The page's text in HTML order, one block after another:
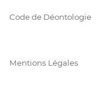
Code de Déontologie
Mentions Légales